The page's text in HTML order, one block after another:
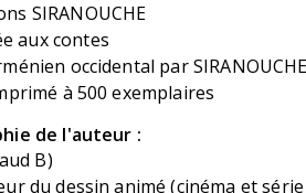
SIRANOUCHE
aux contes
occidental par
à 500 exemplaires
de l'auteur :
B)
du dessin animé (cinéma et série